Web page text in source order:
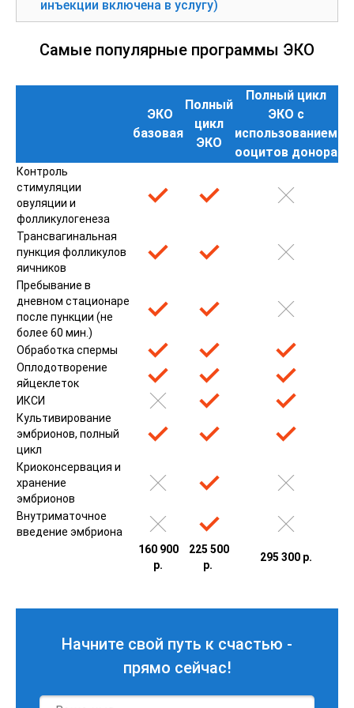
инъекции включена в услугу)
Самые популярные программы ЭКО
ЭКО
базовая
Полный
цикл
ЭКО
Полный цикл
ЭКО с
использованием
ооцитов донора
Контроль
стимуляции
овуляции и
фолликулогенеза
Трансвагинальная
пункция фолликулов
яичников
Пребывание в
дневном стационаре
после пункции (не
более 60 мин.)
Обработка спермы
Оплодотворение
яйцеклеток
ИКСИ
Культивирование
эмбрионов, полный
цикл
Криоконсервация и
хранение
эмбрионов
Внутриматочное
введение эмбриона
160 900
р.
225 500
р.
295 300 р.
Начните свой путь к счастью -
прямо сейчас!
Имя